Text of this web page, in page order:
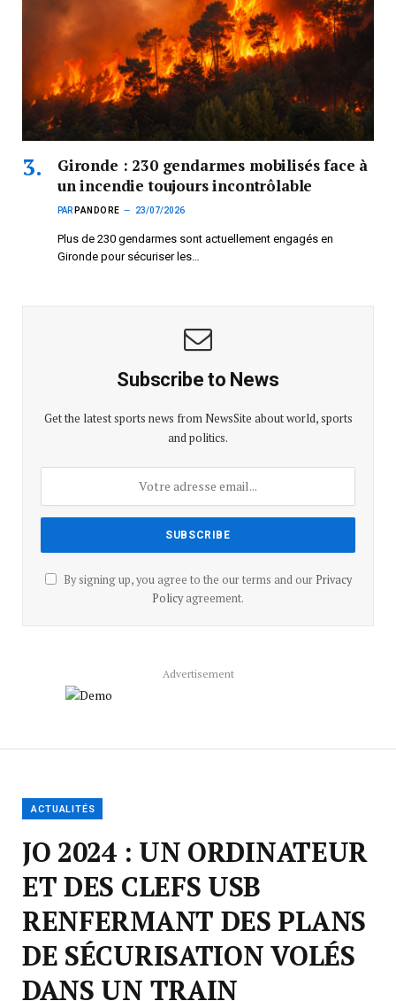
Gironde : 230 gendarmes mobilisés face à
un incendie toujours incontrôlable
PAR PANDORE 23/07/2026
Plus de 230 gendarmes sont actuellement engagés en
Gironde pour sécuriser les…
Subscribe to News
Get the latest sports news from NewsSite about world, sports
and politics.
By signing up, you agree to the our terms and our Privacy
Policyagreement.
Advertisement
ACTUALITÉS
JO 2024 : UN ORDINATEUR
ET DES CLEFS USB
RENFERMANT DES PLANS
DE SÉCURISATION VOLÉS
DANS UN TRAIN